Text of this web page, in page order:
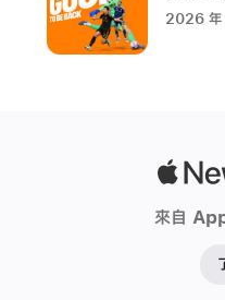
加
州
Apple
2026 年
來自